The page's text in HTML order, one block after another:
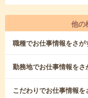
他の
職種でお仕事情報をさが
勤務地でお仕事情報をさ
こだわりでお仕事情報を